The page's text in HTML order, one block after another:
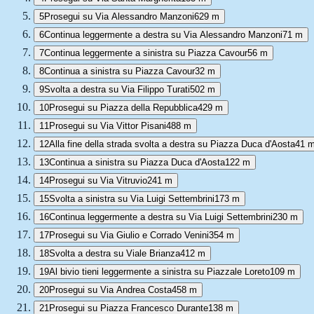
5Prosegui su Via Alessandro Manzoni629 m
6Continua leggermente a destra su Via Alessandro Manzoni71 m
7Continua leggermente a sinistra su Piazza Cavour56 m
8Continua a sinistra su Piazza Cavour32 m
9Svolta a destra su Via Filippo Turati502 m
10Prosegui su Piazza della Repubblica429 m
11 Prosegui su Via Vittor Pisani488 m
12Alla fine della strada svolta a destra su Piazza Duca d'Aosta41
13Continua a sinistra su Piazza Duca d'Aosta122 m
14Prosegui su Via Vitruvio241 m
15Svolta a sinistra su Via Luigi Settembrini173 m
16Continua leggermente a destra su Via Luigi Settembrini230 m
17Prosegui su Via Giulio e Corrado Venini354 m
18Svolta a destra su Viale Brianza412 m
19Al bivio tieni leggermente a sinistra su Piazzale Loreto109 m
20Prosegui su Via Andrea Costa458 m
21 Prosegui su Piazza Francesco Durante138 m